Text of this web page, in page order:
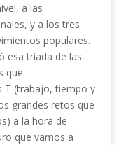
a las
y a los tres
populares.
esa tríada de las
que
T (trabajo, tiempo y
grandes retos que
a la hora de
que vamos a